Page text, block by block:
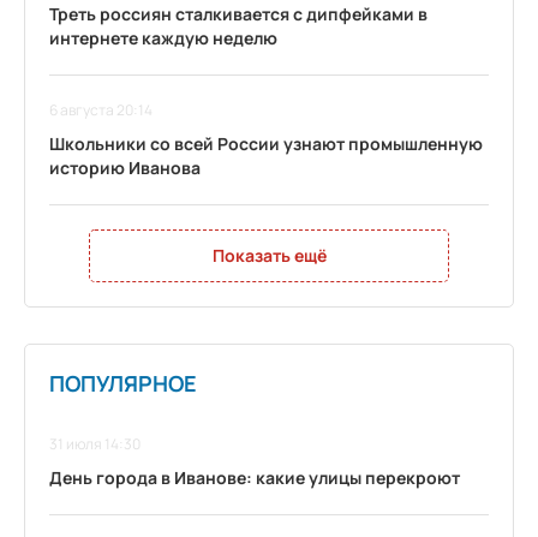
Треть россиян сталкивается с дипфейками в
интернете каждую неделю
6 августа 20:14
Школьники со всей России узнают промышленную
историю Иванова
Показать ещё
ПОПУЛЯРНОЕ
31 июля 14:30
День города в Иванове: какие улицы перекроют